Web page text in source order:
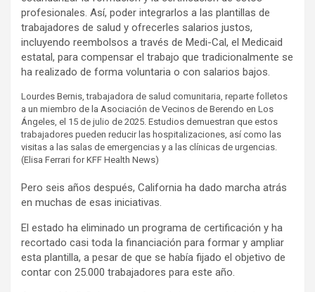
profesionales. Así, poder integrarlos a las plantillas de
trabajadores de salud y ofrecerles salarios justos,
incluyendo reembolsos a través de Medi-Cal, el Medicaid
estatal, para compensar el trabajo que tradicionalmente se
ha realizado de forma voluntaria o con salarios bajos.
Lourdes Bernis, trabajadora de salud comunitaria, reparte folletos
a un miembro de la Asociación de Vecinos de Berendo en Los
Ángeles, el 15 de julio de 2025. Estudios demuestran que estos
trabajadores pueden reducir las hospitalizaciones, así como las
visitas a las salas de emergencias y a las clínicas de urgencias.
(Elisa Ferrari for KFF Health News)
Pero seis años después, California ha dado marcha atrás
en muchas de esas iniciativas.
El estado ha eliminado un programa de certificación y ha
recortado casi toda la financiación para formar y ampliar
esta plantilla, a pesar de que se había fijado el objetivo de
contar con 25.000 trabajadores para este año.